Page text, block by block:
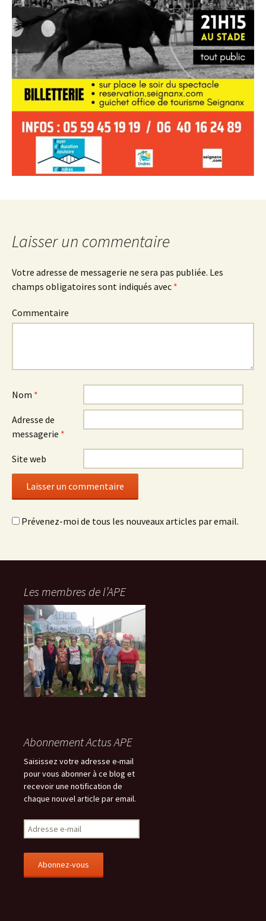
Laisser un commentaire
Votre adresse de messagerie ne sera pas publiée. Les
champs obligatoires sont indiqués avec *
Commentaire
Nom *
Adresse de
messagerie *
Site web
Prévenez-moi de tous les nouveaux articles par email.
Les membres de l’APE
Abonnement Actus APE
Saisissez votre adresse e-mail
pour vous abonner à ce blog et
recevoir une notification de
chaque nouvel article par email.
d
r
s